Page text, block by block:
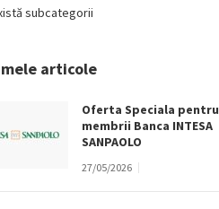
subcategorii
articole
Oferta Speciala pentru
membrii Banca INTESA
SANPAOLO
27/05/2026